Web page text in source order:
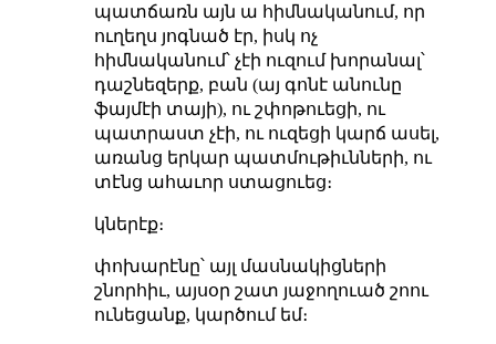
պատճառն այն ա հիմնականում, որ
ուղեղս յոգնած էր, իսկ ոչ
հիմնականում՝ չէի ուզում խորանալ՝
դաշնեզերք, բան (այ գոնէ անունը
ֆայմէի տայի), ու շփոթուեցի, ու
պատրաստ չէի, ու ուզեցի կարճ ասել,
առանց երկար պատմութիւնների, ու
տէնց ահաւոր ստացուեց։
կներէք։
փոխարէնը՝ այլ մասնակիցների
շնորհիւ, այսօր շատ յաջողուած շոու
ունեցանք, կարծում եմ։